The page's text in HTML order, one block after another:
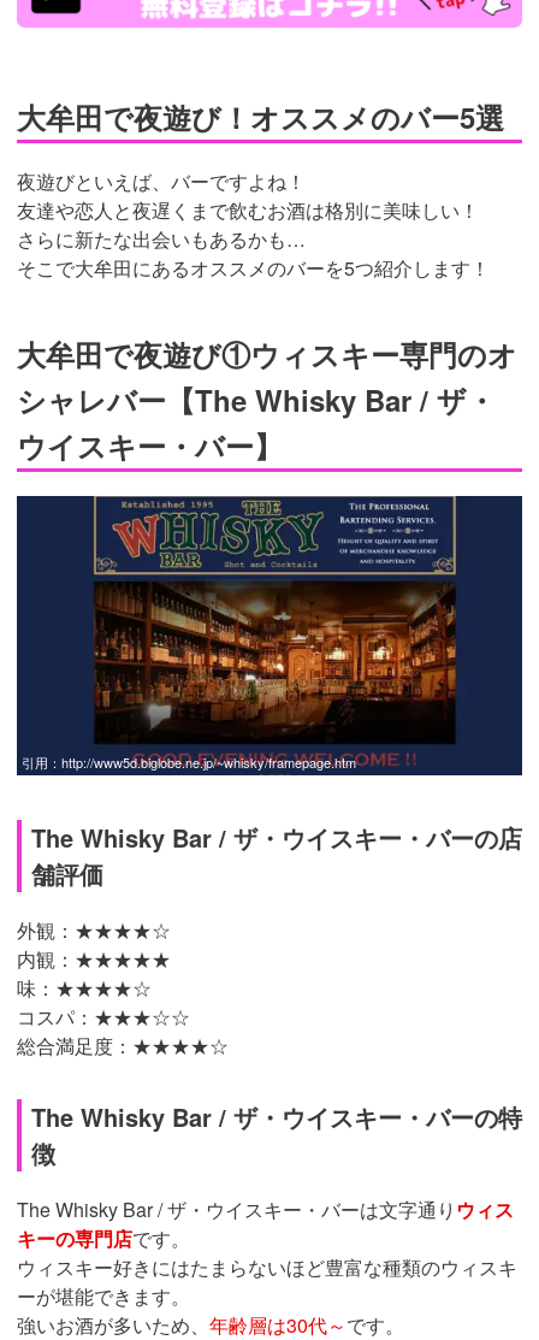
大牟田で夜遊び！オススメのバー5選
夜遊びといえば、バーですよね！
友達や恋人と夜遅くまで飲むお酒は格別に美味しい！
さらに新たな出会いもあるかも…
そこで大牟田にあるオススメのバーを5つ紹介します！
大牟田で夜遊び①ウィスキー専門のオ
シャレバー【The Whisky Bar / ザ・
ウイスキー・バー】
引用： http://www5d.biglobe.ne.jp/~whisky/framepage.htm
The Whisky Bar / ザ・ウイスキー・バーの店
舗評価
外観：★★★★☆
内観：★★★★★
味：★★★★☆
コスパ：★★★☆☆
総合満足度：★★★★☆
The Whisky Bar / ザ・ウイスキー・バーの特
徴
The Whisky Bar / ザ・ウイスキー・バーは文字通り ウィス
キーの専門店です。
ウィスキー好きにはたまらないほど豊富な種類のウィスキ
ーが堪能できます。
強いお酒が多いため、 年齢層は30代～です。